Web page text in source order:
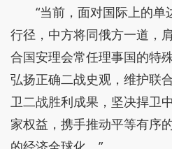
“当前，面对国际上的单
行径，中方将同俄方一道，
合国安理会常任理事国的特
弘扬正确二战史观，维护联
卫二战胜利成果，坚决捍卫
家权益，携手推动平等有序